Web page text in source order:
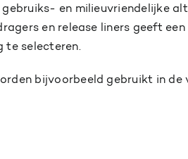
en milieuvriendelijke
en release liners geeft
te selecteren.
bijvoorbeeld gebruikt in de